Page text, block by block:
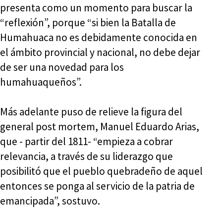
presenta como un momento para buscar la
“reflexión”, porque “si bien la Batalla de
Humahuaca no es debidamente conocida en
el ámbito provincial y nacional, no debe dejar
de ser una novedad para los
humahuaqueños”.
Más adelante puso de relieve la figura del
general post mortem, Manuel Eduardo Arias,
que - partir del 1811- “empieza a cobrar
relevancia, a través de su liderazgo que
posibilitó que el pueblo quebradeño de aquel
entonces se ponga al servicio de la patria de
emancipada”, sostuvo.